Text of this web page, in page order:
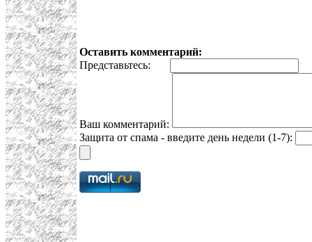
Оставить комментарий:
Представьтесь:
Ваш комментарий:
Защита от спама - введите день недели (1-7):